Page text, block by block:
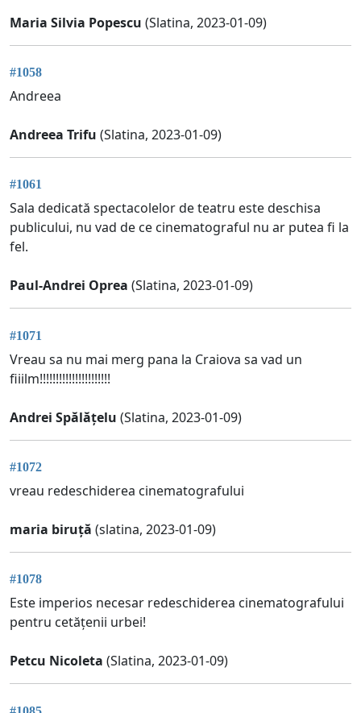
Maria Silvia Popescu (Slatina, 2023-01-09)
#1058
Andreea
Andreea Trifu (Slatina, 2023-01-09)
#1061
Sala dedicată spectacolelor de teatru este deschisa
publicului, nu vad de ce cinematograful nu ar putea fi la
fel.
Paul-Andrei Oprea (Slatina, 2023-01-09)
#1071
Vreau sa nu mai merg pana la Craiova sa vad un
fiiilm!!!!!!!!!!!!!!!!!!!!!!
Andrei Spălățelu (Slatina, 2023-01-09)
#1072
vreau redeschiderea cinematografului
maria biruță (slatina, 2023-01-09)
#1078
Este imperios necesar redeschiderea cinematografului
pentru cetățenii urbei!
Petcu Nicoleta (Slatina, 2023-01-09)